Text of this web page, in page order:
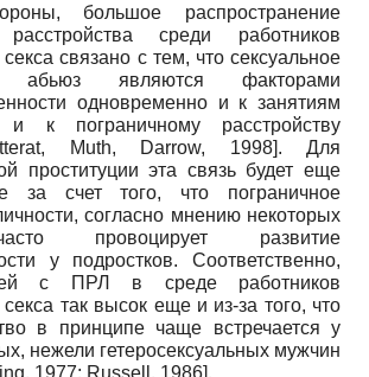
большое распространение
расстройства среди работников
связано с тем, что сексуальное
являются факторами
одновременно и к занятиям
и к пограничному расстройству
Muth, Darrow, 1998]. Для
проституции эта связь будет еще
за счет того, что пограничное
согласно мнению некоторых
провоцирует развитие
у подростков. Соответственно,
с ПРЛ в среде работников
так высок еще и из-за того, что
в принципе чаще встречается у
нежели гетеросексуальных мужчин
1977; Russell, 1986].